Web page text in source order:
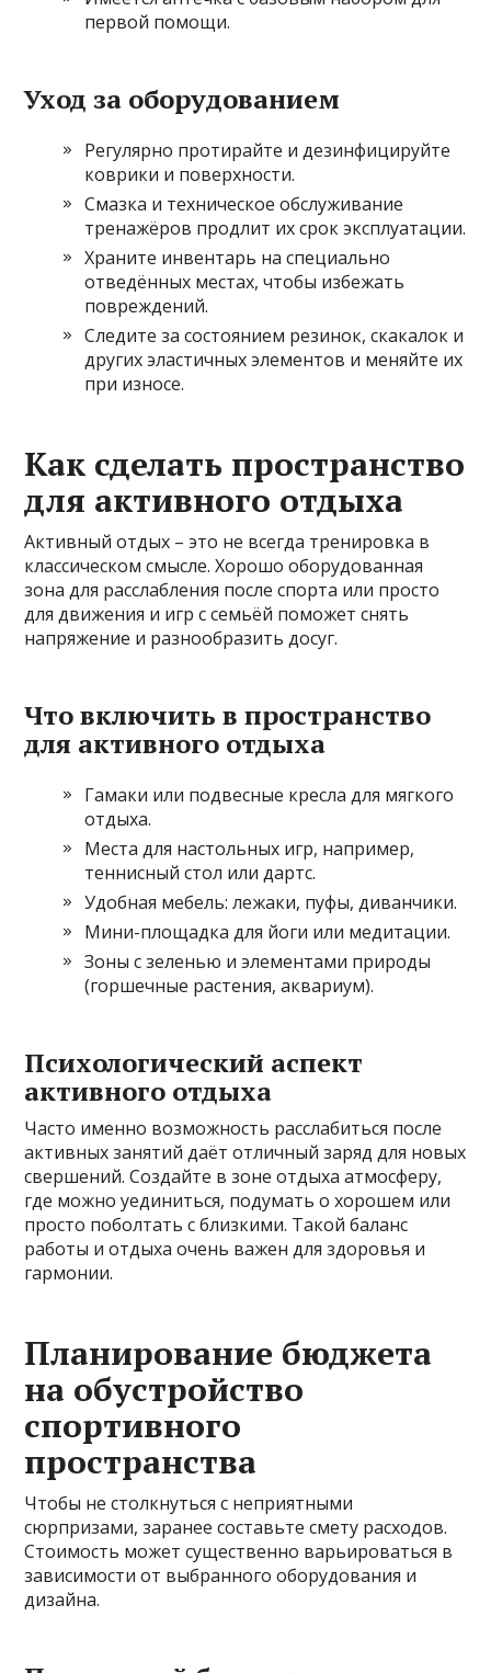
первой помощи.
Уход за оборудованием
Регулярно протирайте и дезинфицируйте
коврики и поверхности.
Смазка и техническое обслуживание
тренажёров продлит их срок эксплуатации.
Храните инвентарь на специально
отведённых местах, чтобы избежать
повреждений.
Следите за состоянием резинок, скакалок и
других эластичных элементов и меняйте их
при износе.
Как сделать пространство
для активного отдыха
Активный отдых – это не всегда тренировка в
классическом смысле. Хорошо оборудованная
зона для расслабления после спорта или просто
для движения и игр с семьёй поможет снять
напряжение и разнообразить досуг.
Что включить в пространство
для активного отдыха
Гамаки или подвесные кресла для мягкого
отдыха.
Места для настольных игр, например,
теннисный стол или дартс.
Удобная мебель: лежаки, пуфы, диванчики.
Мини-площадка для йоги или медитации.
Зоны с зеленью и элементами природы
(горшечные растения, аквариум).
Психологический аспект
активного отдыха
Часто именно возможность расслабиться после
активных занятий даёт отличный заряд для новых
свершений. Создайте в зоне отдыха атмосферу,
где можно уединиться, подумать о хорошем или
просто поболтать с близкими. Такой баланс
работы и отдыха очень важен для здоровья и
гармонии.
Планирование бюджета
на обустройство
спортивного
пространства
Чтобы не столкнуться с неприятными
сюрпризами, заранее составьте смету расходов.
Стоимость может существенно варьироваться в
зависимости от выбранного оборудования и
дизайна.